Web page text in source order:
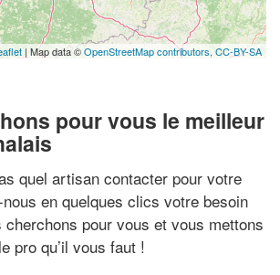
| Map data ©OpenStreetMap contributors, CC-BY-SA
pour vous le meilleur
quel artisan contacter pour votre
en quelques clics votre besoin
pour vous et vous mettons
pro qu’il vous faut !